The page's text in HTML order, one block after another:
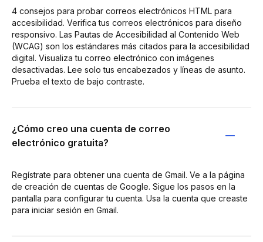
4 consejos para probar correos electrónicos HTML para
accesibilidad. Verifica tus correos electrónicos para diseño
responsivo. Las Pautas de Accesibilidad al Contenido Web
(WCAG) son los estándares más citados para la accesibilidad
digital. Visualiza tu correo electrónico con imágenes
desactivadas. Lee solo tus encabezados y líneas de asunto.
Prueba el texto de bajo contraste.
¿Cómo creo una cuenta de correo
electrónico gratuita?
Regístrate para obtener una cuenta de Gmail. Ve a la página
de creación de cuentas de Google. Sigue los pasos en la
pantalla para configurar tu cuenta. Usa la cuenta que creaste
para iniciar sesión en Gmail.